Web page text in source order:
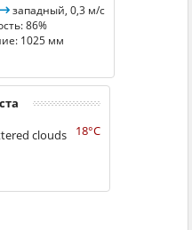
западный, 0,3 м/с
86%
1025 мм
18°C